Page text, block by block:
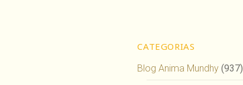
CATEGORIAS
Blog Anima Mundhy (937)